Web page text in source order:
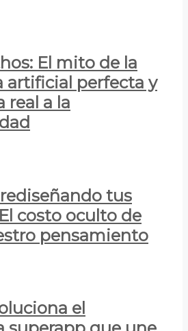
El mito de la
artificial perfecta y
real a la
tus
costo oculto de
pensamiento
el